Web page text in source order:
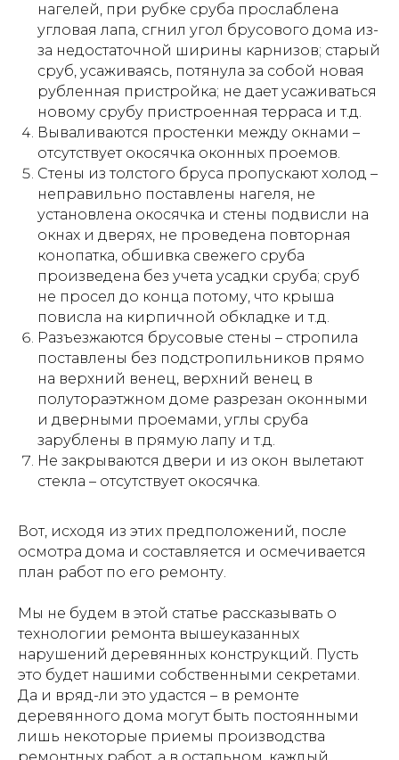
нагелей, при рубке сруба прослаблена
угловая лапа, сгнил угол брусового дома из-
за недостаточной ширины карнизов; старый
сруб, усаживаясь, потянула за собой новая
рубленная пристройка; не дает усаживаться
новому срубу пристроенная терраса и т.д.
Вываливаются простенки между окнами –
отсутствует окосячка оконных проемов.
Стены из толстого бруса пропускают холод –
неправильно поставлены нагеля, не
установлена окосячка и стены подвисли на
окнах и дверях, не проведена повторная
конопатка, обшивка свежего сруба
произведена без учета усадки сруба; сруб
не просел до конца потому, что крыша
повисла на кирпичной обкладке и т.д.
Разъезжаются брусовые стены – стропила
поставлены без подстропильников прямо
на верхний венец, верхний венец в
полутораэтжном доме разрезан оконными
и дверными проемами, углы сруба
зарублены в прямую лапу и т.д.
Не закрываются двери и из окон вылетают
стекла – отсутствует окосячка.
Вот, исходя из этих предположений, после
осмотра дома и составляется и осмечивается
план работ по его ремонту.
Мы не будем в этой статье рассказывать о
технологии ремонта вышеуказанных
нарушений деревянных конструкций. Пусть
это будет нашими собственными секретами.
Да и вряд-ли это удастся – в ремонте
деревянного дома могут быть постоянными
лишь некоторые приемы производства